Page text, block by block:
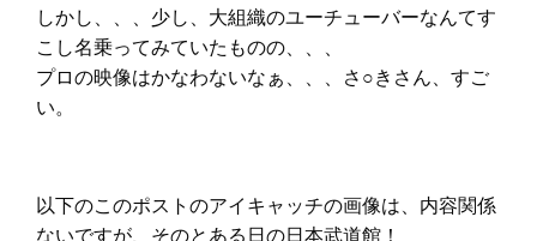
しかし、、、少し、大組織のユーチューバーなんてす
こし名乗ってみていたものの、、、
プロの映像はかなわないなぁ、、、さ○きさん、すご
い。
以下のこのポストのアイキャッチの画像は、内容関係
ないですが、そのとある日の日本武道館！